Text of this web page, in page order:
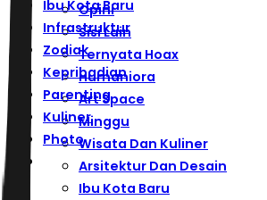
Ibu Kota Baru
Infrastruktur
Zodiak
Kepribadian
Parenting
Kuliner
Photo
Opini
Sisi Lain
Ternyata Hoax
Humaniora
Art Space
Minggu
Wisata Dan Kuliner
Arsitektur Dan Desain
Ibu Kota Baru